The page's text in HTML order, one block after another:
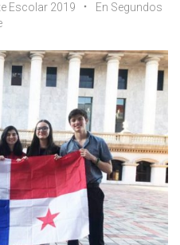
Escolar 2019
En Segundos